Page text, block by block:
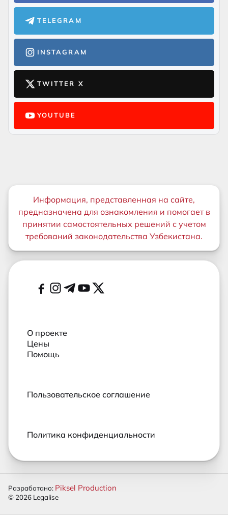
TELEGRAM
INSTAGRAM
TWITTER X
YOUTUBE
Важная информация
Информация, представленная на сайте,
предназначена для ознакомления и помогает в
принятии самостоятельных решений с учетом
требований законодательства Узбекистана.
Дополнительные ссылки
Социальные сети
О проекте
Цены
Помощь
Пользовательское соглашение
Политика конфиденциальности
Разработано: Piksel Production
© 2026 Legalise